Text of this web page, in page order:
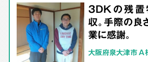
3DKの残置
収。手際の良
業に感謝。
大阪府泉大津市 A